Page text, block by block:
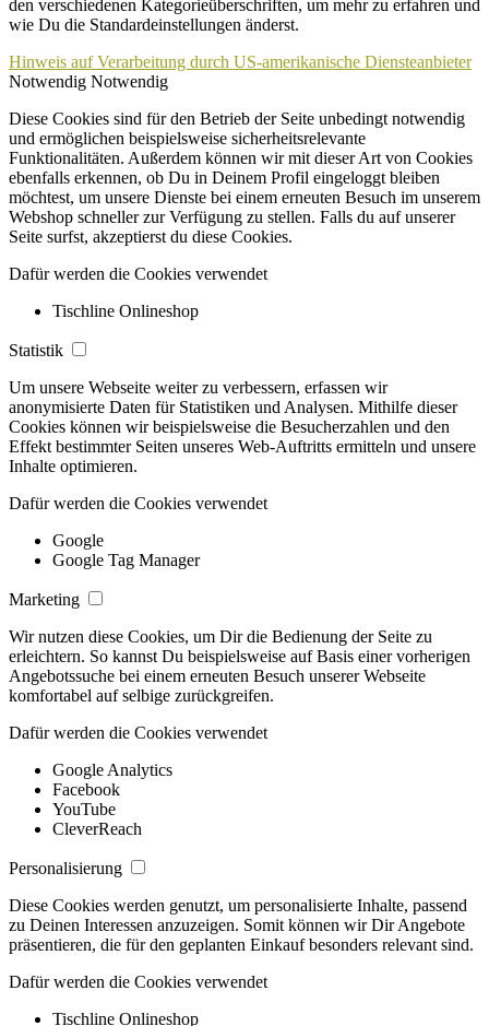
den verschiedenen Kategorieüberschriften, um mehr zu erfahren und
wie Du die Standardeinstellungen änderst.
Hinweis auf Verarbeitung durch US-amerikanische Diensteanbieter
Notwendig Notwendig
Diese Cookies sind für den Betrieb der Seite unbedingt notwendig
und ermöglichen beispielsweise sicherheitsrelevante
Funktionalitäten. Außerdem können wir mit dieser Art von Cookies
ebenfalls erkennen, ob Du in Deinem Profil eingeloggt bleiben
möchtest, um unsere Dienste bei einem erneuten Besuch im unserem
Webshop schneller zur Verfügung zu stellen. Falls du auf unserer
Seite surfst, akzeptierst du diese Cookies.
Dafür werden die Cookies verwendet
Tischline Onlineshop
Statistik
Um unsere Webseite weiter zu verbessern, erfassen wir
anonymisierte Daten für Statistiken und Analysen. Mithilfe dieser
Cookies können wir beispielsweise die Besucherzahlen und den
Effekt bestimmter Seiten unseres Web-Auftritts ermitteln und unsere
Inhalte optimieren.
Dafür werden die Cookies verwendet
Google
Google Tag Manager
Marketing
Wir nutzen diese Cookies, um Dir die Bedienung der Seite zu
erleichtern. So kannst Du beispielsweise auf Basis einer vorherigen
Angebotssuche bei einem erneuten Besuch unserer Webseite
komfortabel auf selbige zurückgreifen.
Dafür werden die Cookies verwendet
Google Analytics
Facebook
YouTube
CleverReach
Personalisierung
Diese Cookies werden genutzt, um personalisierte Inhalte, passend
zu Deinen Interessen anzuzeigen. Somit können wir Dir Angebote
präsentieren, die für den geplanten Einkauf besonders relevant sind.
Dafür werden die Cookies verwendet
Tischline Onlineshop